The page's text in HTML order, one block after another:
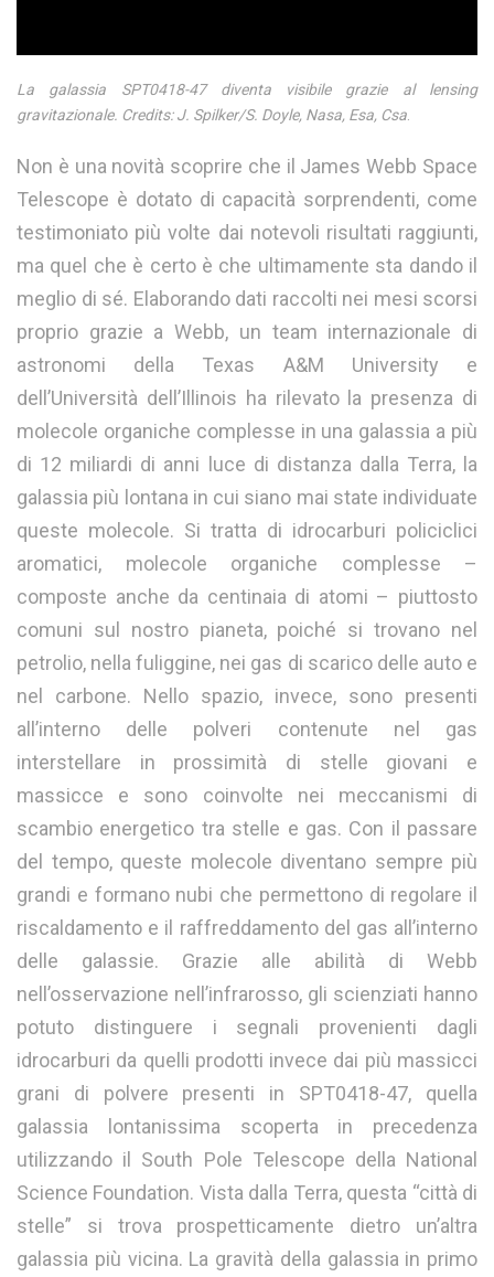
La galassia SPT0418-47 diventa visibile grazie al lensing
gravitazionale. Credits: J. Spilker/S. Doyle, Nasa, Esa, Csa
Non è una novità scoprire che il James Webb Space
Telescope è dotato di capacità sorprendenti, come
testimoniato più volte dai notevoli risultati raggiunti,
ma quel che è certo è che ultimamente sta dando il
meglio di sé. Elaborando dati raccolti nei mesi scorsi
proprio grazie a Webb, un team internazionale di
astronomi della Texas A&M University e
dell’Università dell’Illinois ha rilevato la presenza di
molecole organiche complesse in una galassia a più
di 12 miliardi di anni luce di distanza dalla Terra, la
galassia più lontana in cui siano mai state individuate
queste molecole. Si tratta di idrocarburi policiclici
aromatici, molecole organiche complesse –
composte anche da centinaia di atomi – piuttosto
comuni sul nostro pianeta, poiché si trovano nel
petrolio, nella fuliggine, nei gas di scarico delle auto e
nel carbone. Nello spazio, invece, sono presenti
all’interno delle polveri contenute nel gas
interstellare in prossimità di stelle giovani e
massicce e sono coinvolte nei meccanismi di
scambio energetico tra stelle e gas. Con il passare
del tempo, queste molecole diventano sempre più
grandi e formano nubi che permettono di regolare il
riscaldamento e il raffreddamento del gas all’interno
delle galassie. Grazie alle abilità di Webb
nell’osservazione nell’infrarosso, gli scienziati hanno
potuto distinguere i segnali provenienti dagli
idrocarburi da quelli prodotti invece dai più massicci
grani di polvere presenti in SPT0418-47, quella
galassia lontanissima scoperta in precedenza
utilizzando il South Pole Telescope della National
Science Foundation. Vista dalla Terra, questa “città di
stelle” si trova prospetticamente dietro un’altra
galassia più vicina. La gravità della galassia in primo